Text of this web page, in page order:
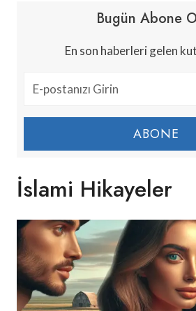
Bugün Abone
En son haberleri gelen
ABONE
İslami Hikayeler